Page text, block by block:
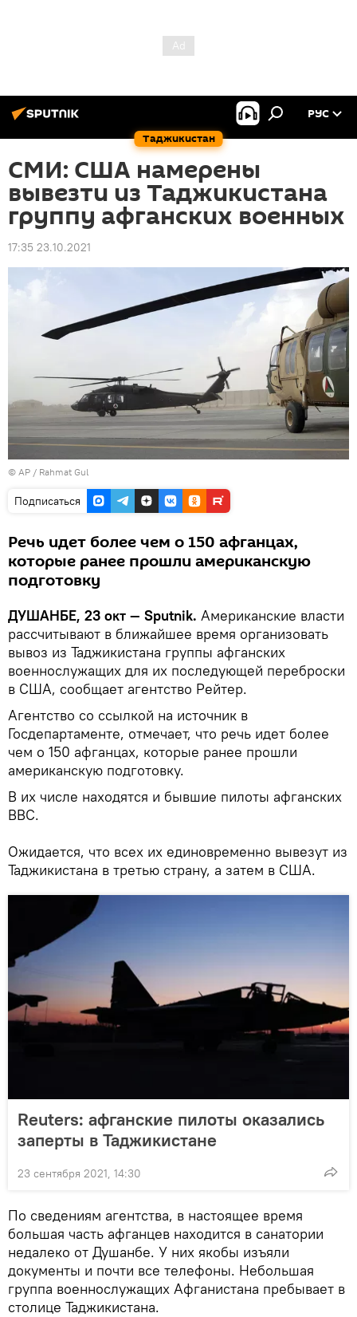
Таджикистан
РУС
СМИ: США намерены
вывезти из Таджикистана
группу афганских военных
17:35 23.10.2021
© AP / Rahmat Gul
Подписаться
Речь идет более чем о 150 афганцах,
которые ранее прошли американскую
подготовку
ДУШАНБЕ, 23 окт — Sputnik. Американские власти
рассчитывают в ближайшее время организовать
вывоз из Таджикистана группы афганских
военнослужащих для их последующей переброски
в США, сообщает агентство Рейтер.
Агентство со ссылкой на источник в
Госдепартаменте, отмечает, что речь идет более
чем о 150 афганцах, которые ранее прошли
американскую подготовку.
В их числе находятся и бывшие пилоты афганских
ВВС.
Ожидается, что всех их единовременно вывезут из
Таджикистана в третью страну, а затем в США.
Reuters: афганские пилоты оказались
заперты в Таджикистане
23 сентября 2021, 14:30
По сведениям агентства, в настоящее время
большая часть афганцев находится в санатории
недалеко от Душанбе. У них якобы изъяли
документы и почти все телефоны. Небольшая
группа военнослужащих Афганистана пребывает в
столице Таджикистана.